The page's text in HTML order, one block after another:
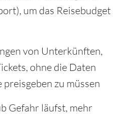
um das Reisebudget
von Unterkünften,
ohne die Daten
zu müssen
Gefahr läufst, mehr